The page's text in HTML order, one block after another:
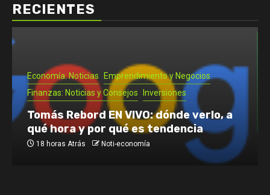
RECIENTES
Economía: Noticias
Emprendimiento y Negocios
Finanzas: Noticias y Consejos
Inversiones
Tomás Rebord EN VIVO: dónde verlo, a
qué hora y por qué es tendencia
18 horas Atrás Noti-economía